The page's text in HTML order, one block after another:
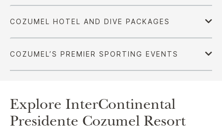
Explore InterContinental
Presidente Cozumel Resort